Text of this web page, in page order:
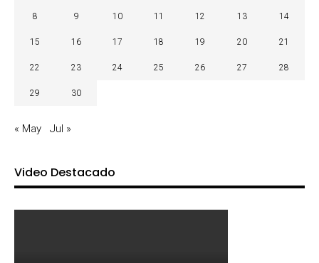
8 9 10 11 12 13 14
15 16 17 18 19 20 21
22 23 24 25 26 27 28
29 30
« May Jul »
Video Destacado